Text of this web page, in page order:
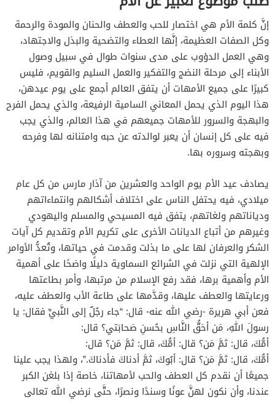
إنَّ كلمة الأم هي اختصار للحب والعطف والحنان والمودة والرحمة
وكل الصفات العظيمة، إنَّها العطاء والتضحية والبذل والاجتهاد،
وهي العمل الدؤوب على مدى سنوات طوال في سبيل وصول
الأبناء إلى مرحلة النضج والتفكير والعمل السليم والقويم، فليس
كبيرًا على جميع الأمهات أن يتفق العالم أجمع على يوم عيدهن،
هذا اليوم الذي يحمل المعاني السامية الرفيعة، والذي يحمل الفرح
والبهجة والسرور للأمهات جميعهم في هذا العالم، والذي يجب
فيه على كل إنسان أن يعبر لوالدته عن حبه وامتنانه لها وفرحه
وبهجته وسروره بها.
يصادف عيد الأم يوم الواحد والعشرين من آذار مارس من كل عام
ميلادي، فيه يحتفل الناس على اختلاف أشكالهم وانتماءاتهم
ودياناتهم ولغاتهم، يتفق فيه المسيحي والمسلم واليهودي
وغيرهم من أتباع الديانات الأخرى على تكريم الأم وتقديم كل آيات
الشكر والعرفان لها على ما بذلت وقدمت في حياتها، وتُعدُّ الأوامر
الإلهية التي نزلت في الشرائع السماوية دليلًا واضحًا على أهمية
الأم وأهمية برها، فقد رفع الإسلام من مرتبها، وأمر بطاعتها
ورعايتها والعطف عليها، وقدَّمها على طاعة الأب والعطف عليه،
فعن أبي هريرة -رضي الله عنه- قال: “جاء رجُلٌ إلى النَّبيِّ فقال: يا
رسولَ اللهِ، مَن أحَقُّ النَّاسِ بحُسنِ صَحابَتي؟ قال:
أمُّكَ، قال: ثمَّ مَن؟ قال: أمُّكَ، قال: ثمَّ مَن؟ قال:
أمُّكَ، قال: ثمَّ مَن؟ قال: أبُوكَ، ثمَّ أدناكَ فأدناكَ.”، ولهذا يجب علينا
جميعًا أن نقدم كل العطف والحب لأمهاتنا، خاصة إذا بلغن الكبر
عندنا، وأن نكون لهنَّ عونًا وسندًا ونصرًا، حتَّى نرضي الله تعالى